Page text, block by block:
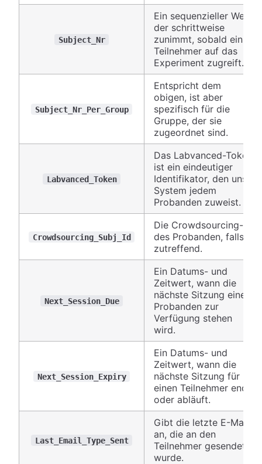
Subject_Nr
Ein sequenzieller Wert,
der schrittweise
zunimmt, sobald ein
Teilnehmer auf das
Experiment zugreift.
Subject_Nr_Per_Group
Entspricht dem
obigen, ist aber
spezifisch für die
Gruppe, der sie
zugeordnet sind.
Labvanced_Token
Das Labvanced-Token
ist ein eindeutiger
Identifikator, den unser
System jedem
Probanden zuweist.
Crowdsourcing_Subj_Id
Die Crowdsourcing-ID
des Probanden, falls
zutreffend.
Next_Session_Due
Ein Datums- und
Zeitwert, wann die
nächste Sitzung einem
Probanden zur
Verfügung stehen
wird.
Next_Session_Expiry
Ein Datums- und
Zeitwert, wann die
nächste Sitzung für
einen Teilnehmer endet
oder abläuft.
Last_Email_Type_Sent
Gibt die letzte E-Mail
an, die an den
Teilnehmer gesendet
wurde.